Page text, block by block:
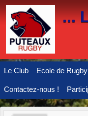
...
Le Club Ecole de Rugby
Contactez-nous !
Panneau de gestion des